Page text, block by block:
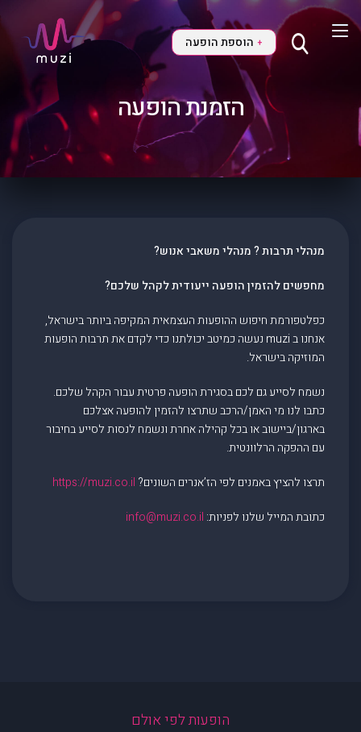
+ הוספת הופעה
הזמנת הופעה
מנהלי תרבות ? מנהלי משאבי אנוש?
מחפשים להזמין הופעה ייעודית לקהל שלכם?
כפלטפורמת חיפוש ההופעות העצמאית המקיפה ביותר בישראל,
אנחנו ב muzi נעשה כמיטב יכולתנו כדי לקדם את תרבות הופעות
המוזיקה בישראל.
נשמח לסייע גם לכם בסגירת הופעה פרטית עבור הקהל שלכם.
כתבו לנו מי האמן/הרכב שתרצו להזמין להופעה אצלכם
בארגון/ביישוב או בכל קהילה אחרת ונשמח לנסות לסייע בחיבור
עם ההפקה הרלוונטית.
תרצו להציץ באמנים לפי הז’אנרים השונים?
כתובת המייל שלנו לפניות: info@muzi.co.il
הופעות לפי אולם